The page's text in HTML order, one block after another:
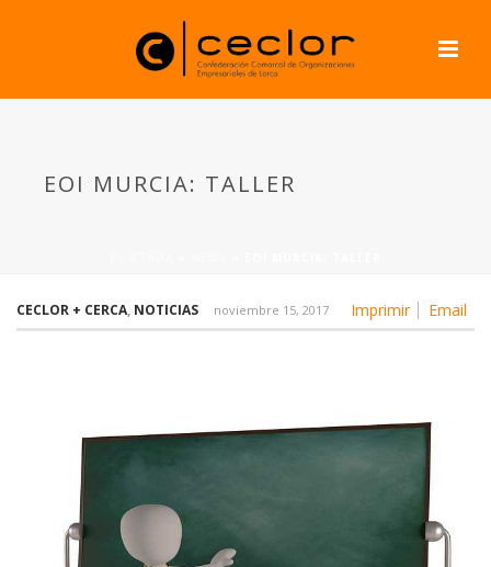
EOI MURCIA: TALLER
Imprimir Email
CECLOR + CERCA, NOTICIAS noviembre 15, 2017